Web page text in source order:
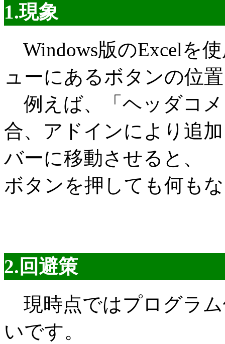
1.現象
Windows版のExcelを
ューにあるボタンの位
例えば、「ヘッダコ
合、アドインにより追
バーに移動させると、
ボタンを押しても何も
2.回避策
現時点ではプログラ
いです。